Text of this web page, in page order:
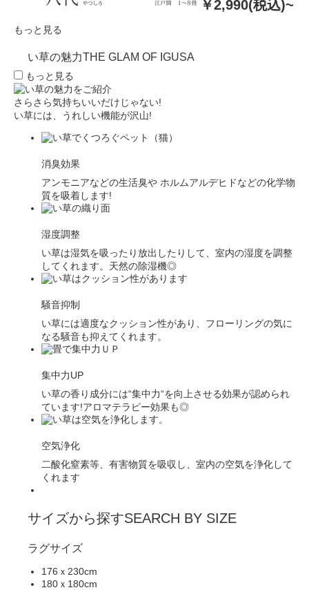
￥2,990(税込)~
もっと見る
い草の魅力THE GLAM OF IGUSA
もっと見る
さらさら気持ちいいだけじゃない!
い草には、うれしい機能が沢山!
消臭効果
アンモニアなどの生活臭や ホルムアルデヒドなどの化学物
質を吸着します!
湿度調整
い草は湿気を吸ったり放出したりして、室内の湿度を調整
してくれます。天然の除湿機◎
騒音抑制
い草には適度なクッション性があり、フローリングの気に
なる騒音も抑えてくれます。
集中力UP
い草の香り成分には“集中力“を向上させる効果が認められ
ています!アロマテラピー効果も◎
空気浄化
二酸化窒素等、有害物質を吸収し、室内の空気を浄化して
くれます
サイズから探すSEARCH BY SIZE
ラグサイズ
176ｘ230cm
180ｘ180cm